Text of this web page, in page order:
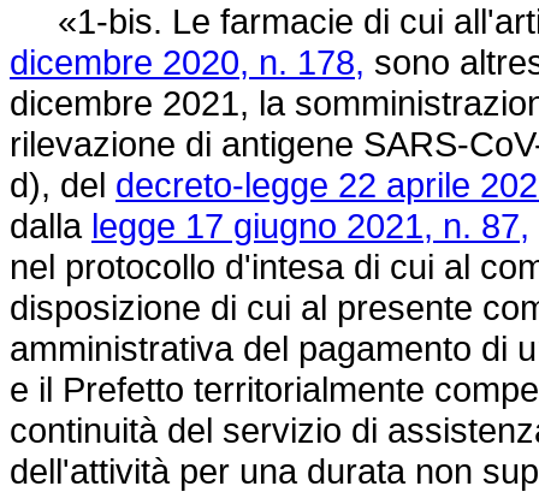
«1-bis. Le farmacie di cui
dicembre 2020, n. 178, sono
dicembre 2021, la
rilevazione di antigene SARS-
d), del decreto-legge 22 aprile
dalla legge 17 giugno 2021, n. 87,
nel protocollo d'intesa di cui al
disposizione di cui al presente
amministrativa del pagamento di
e il Prefetto territorialmente
continuità del servizio di
dell'attività per una durata non